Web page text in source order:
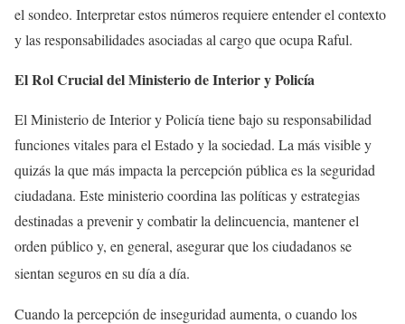
el sondeo. Interpretar estos números requiere entender el contexto
y las responsabilidades asociadas al cargo que ocupa Raful.
El Rol Crucial del Ministerio de Interior y Policía
El Ministerio de Interior y Policía tiene bajo su responsabilidad
funciones vitales para el Estado y la sociedad. La más visible y
quizás la que más impacta la percepción pública es la seguridad
ciudadana. Este ministerio coordina las políticas y estrategias
destinadas a prevenir y combatir la delincuencia, mantener el
orden público y, en general, asegurar que los ciudadanos se
sientan seguros en su día a día.
Cuando la percepción de inseguridad aumenta, o cuando los